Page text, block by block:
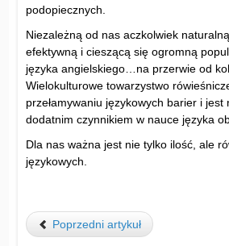
podopiecznych.
Niezależną od nas aczkolwiek
efektywną i cieszącą się ogromną
języka angielskiego…na przerwie od
Wielokulturowe towarzystwo
przełamywaniu językowych barier i jest
dodatnim czynnikiem w nauce języka
Dla nas ważna jest nie tylko ilość, ale
językowych.
Poprzedni artykuł